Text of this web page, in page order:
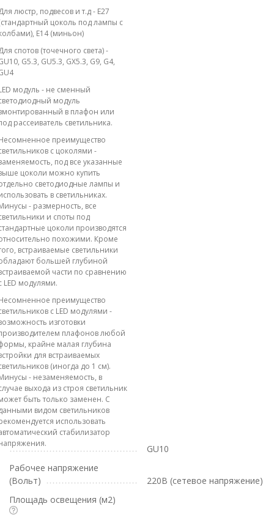
люстр, подвесов и т.д - E27
цоколь под лампы с
E14 (миньон)
спотов (точечного света) -
G5.3, GU5.3, GX5.3, G9, G4,
модуль - не сменный
модуль
в плафон или
рассеиватель светильника.
преимущество
с цоколями -
под все указанные
цоколи можно купить
светодиодные лампы и
в светильниках.
- размерность, все
и споты под
цоколи производятся
похожими. Кроме
встраиваемые светильники
большей глубиной
части по сравнению
LED модулями.
преимущество
с LED модулями -
изготовки
плафонов любой
крайне малая глубина
для встраиваемых
(иногда до 1 см).
- незаменяемость, в
выхода из строя светильник
быть только заменен. С
видом светильников
использовать
стабилизатор
GU10
Рабочее напряжение
(Вольт)
220В (сетевое напряжение)
Площадь освещения (м2)